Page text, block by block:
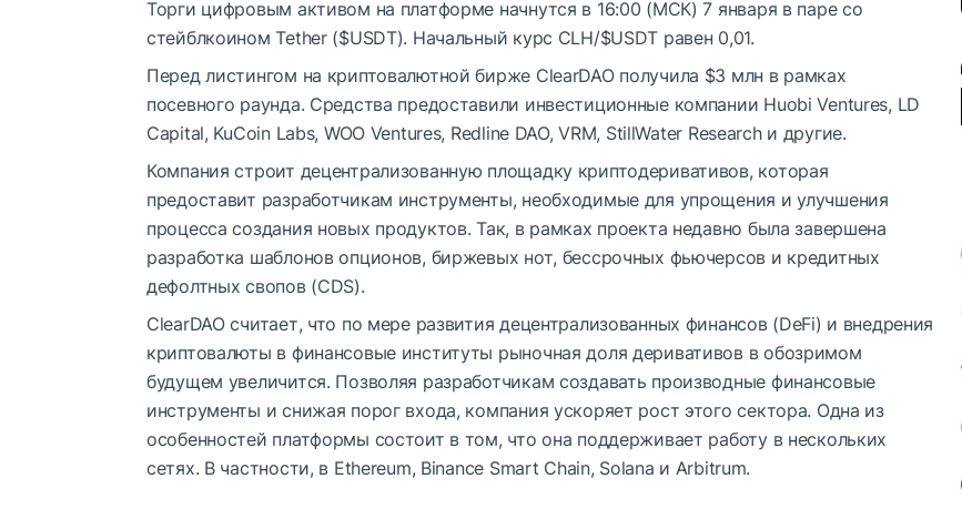
Торги цифровым активом на платформе начнутся в 16:00 (МСК) 7 января в паре со
стейблкоином Tether ($USDT). Начальный курс CLH/$USDT равен 0,01.
Перед листингом на криптовалютной бирже ClearDAO получила $3 млн в рамках
посевного раунда. Средства предоставили инвестиционные компании Huobi Ventures, LD
Capital, KuCoin Labs, WOO Ventures, Redline DAO, VRM, StillWater Research и другие.
Компания строит децентрализованную площадку криптодеривативов, которая
предоставит разработчикам инструменты, необходимые для упрощения и улучшения
процесса создания новых продуктов. Так, в рамках проекта недавно была завершена
разработка шаблонов опционов, биржевых нот, бессрочных фьючерсов и кредитных
дефолтных свопов (CDS).
ClearDAO считает, что по мере развития децентрализованных финансов (DeFi) и внедрения
криптовалюты в финансовые институты рыночная доля деривативов в обозримом
будущем увеличится. Позволяя разработчикам создавать производные финансовые
инструменты и снижая порог входа, компания ускоряет рост этого сектора. Одна из
особенностей платформы состоит в том, что она поддерживает работу в нескольких
сетях. В частности, в Ethereum, Binance Smart Chain, Solana и Arbitrum.